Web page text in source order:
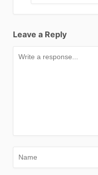
Leave a Reply